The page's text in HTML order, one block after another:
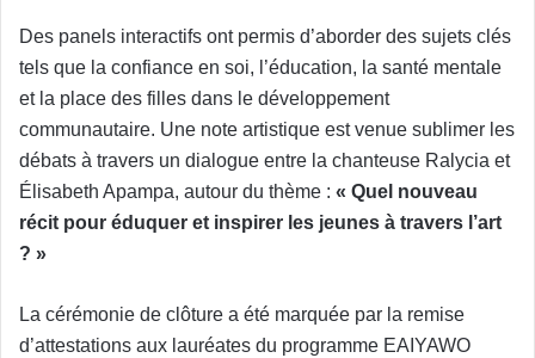
Des panels interactifs ont permis d’aborder des sujets clés
tels que la confiance en soi, l’éducation, la santé mentale
et la place des filles dans le développement
communautaire. Une note artistique est venue sublimer les
débats à travers un dialogue entre la chanteuse Ralycia et
Élisabeth Apampa, autour du thème : « Quel nouveau
récit pour éduquer et inspirer les jeunes à travers l’art
? »
La cérémonie de clôture a été marquée par la remise
d’attestations aux lauréates du programme EAIYAWO